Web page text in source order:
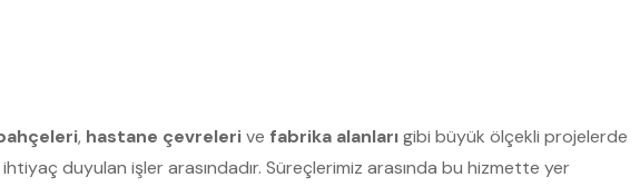
, hastane çevrelerive fabrika alanlarıgibi büyük ölçekli projelerde
duyulan işler arasındadır. Süreçlerimiz arasında bu hizmette yer